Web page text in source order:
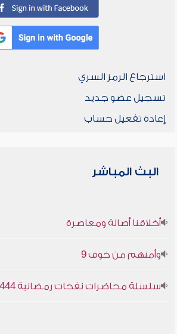
استرجاع الرمز السري
تسجيل عضو جديد
إعادة تفعيل حساب
البث المباشر
أخلاقنا أصالة ومعاصرة
وأمنهم من خوف 9
سلسلة محاضرات نفحات رمضانية 1444هـ